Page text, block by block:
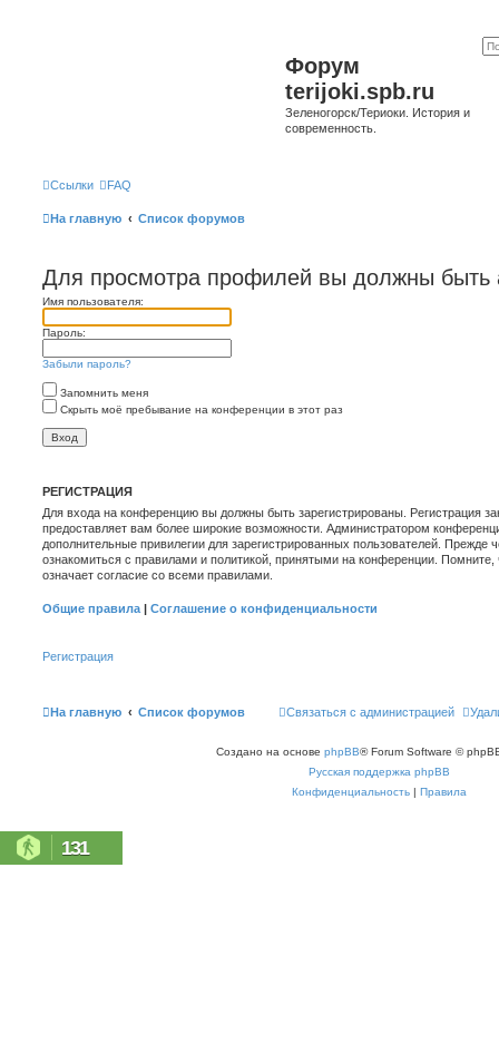
Форум
terijoki.spb.ru
Зеленогорск/Териоки. История и
современность.
Ссылки FAQ
На главную Список форумов
Для просмотра профилей вы должны быть
Имя пользователя:
Пароль:
Забыли пароль?
Запомнить меня
Скрыть моё пребывание на конференции в этот раз
РЕГИСТРАЦИЯ
Для входа на конференцию вы должны быть зарегистрированы. Регистрация
предоставляет вам более широкие возможности. Администратором
дополнительные привилегии для зарегистрированных пользователей. Прежде
ознакомиться с правилами и политикой, принятыми на конференции.
означает согласие со всеми правилами.
Общие правила | Соглашение о конфиденциальности
Регистрация
На главную Список форумов Связаться с администрацией
Создано на основе phpBB® Forum Software ©
Русская поддержка phpBB
Конфиденциальность | Правила
131